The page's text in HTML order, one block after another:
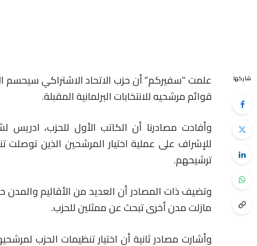
شاركها
علمت “سفيركم” أن حزب الاتحاد الاشتراكي سيحسم
قوائم مرشحيه للانتخابات البرلمانية المقبلة.
وأفادت مصادرنا أن الكاتب الأول للحزب،
للإشراف على عملية اختيار المرشحين الذين توصلت
ترشيحهم.
وتضيف ذات المصادر أن العديد من الأقاليم والمدن
مازلت مدن أخرى تبحث عن ممثلين للحزب.
وأشارت مصادر ثانية أن اختيار تنظيمات الحزب